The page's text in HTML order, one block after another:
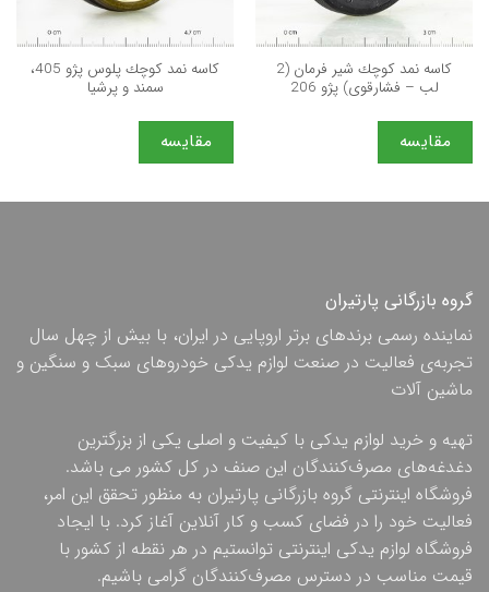
كاسه نمد كوچك شیر فرمان (2
لب – فشارقوی) پژو 206
مقایسه
كاسه نمد كوچك پلوس پژو 405،
سمند و پرشيا
مقایسه
گروه بازرگانی پارتیران
نماینده رسمی برندهای برتر اروپایی در ایران، با بیش از چهل سال
تجربه‌ی فعالیت در صنعت لوازم یدکی خودروهای سبک و سنگین و
ماشین آلات
تهیه و خرید لوازم یدکی با کیفیت و اصلی یکی از بزرگترین
دغدغه‌های مصرف‌کنندگان این صنف در کل کشور می باشد.
فروشگاه اینترنتی گروه بازرگانی پارتیران به منظور تحقق این امر،
فعالیت خود را در فضای کسب و کار آنلاین آغاز کرد. با ایجاد
فروشگاه لوازم یدکی اینترنتی توانستیم در هر نقطه از کشور با
قیمت مناسب در دسترس مصرف‌کنندگان گرامی باشیم.